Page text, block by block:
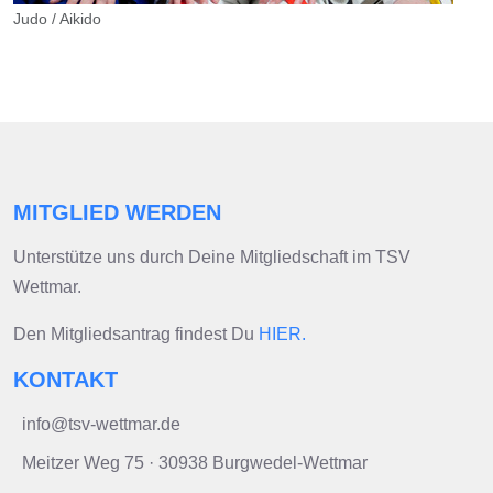
Judo / Aikido
MITGLIED WERDEN
Unterstütze uns durch Deine Mitgliedschaft im TSV
Wettmar.
Den Mitgliedsantrag findest Du HIER.
KONTAKT
info@tsv-wettmar.de
Meitzer Weg 75 · 30938 Burgwedel-Wettmar